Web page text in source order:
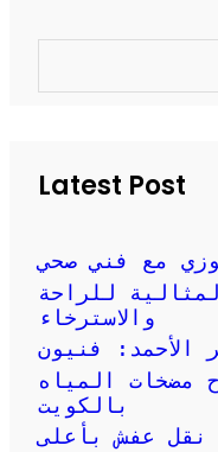
Latest Post
مع فني صحي
للراحة
والاسترخاء
الأحمد: فنيون
مضخات المياه
بالكويت
عفش بأعلى